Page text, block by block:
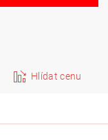
Hlídat cenu